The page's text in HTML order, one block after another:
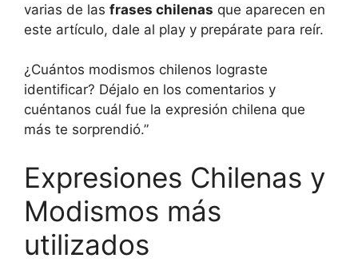
varias de las frases chilenas que aparecen en
este artículo, dale al play y prepárate para reír.
¿Cuántos modismos chilenos lograste
identificar? Déjalo en los comentarios y
cuéntanos cuál fue la expresión chilena que
más te sorprendió.”
Expresiones Chilenas y
Modismos más
utilizados